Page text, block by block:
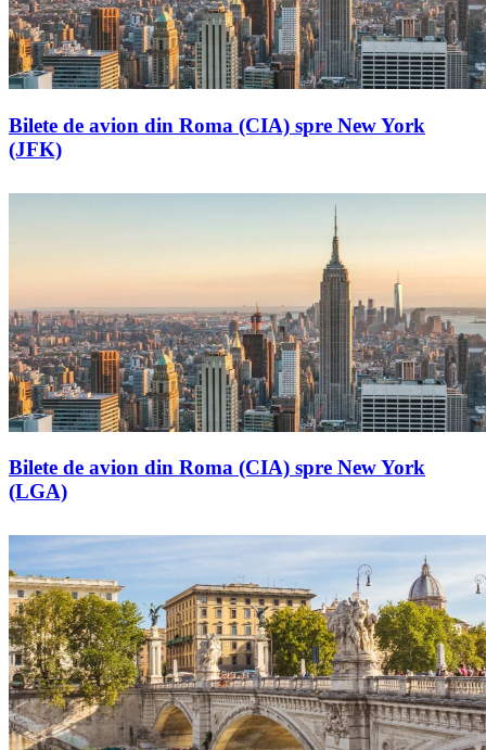
Bilete de avion din Roma (CIA) spre New York
(JFK)
Bilete de avion din Roma (CIA) spre New York
(LGA)